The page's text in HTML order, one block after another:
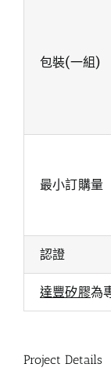
包裝(一組)
最小訂購量
認證
達豐矽膠為
Project Details